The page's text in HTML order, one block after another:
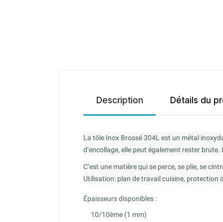
Description Détails du
La tôle Inox Brossé 304L est un métal
d’encollage, elle peut également rester
C’est une matière qui se perce, se plie, se
Utilisation: plan de travail cuisine, protection
Épaisseurs disponibles :
10/10ème (1 mm)